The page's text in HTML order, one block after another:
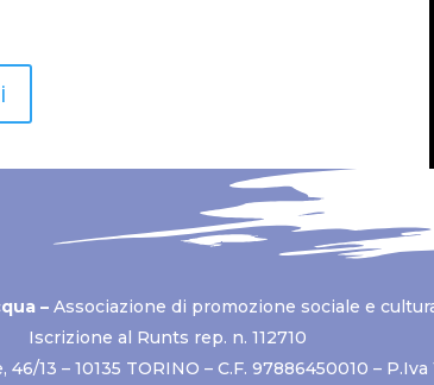
– Associazione di promozione sociale e
Iscrizione al Runts rep. n. 112710
13 – 10135 TORINO – C.F. 97886450010 –